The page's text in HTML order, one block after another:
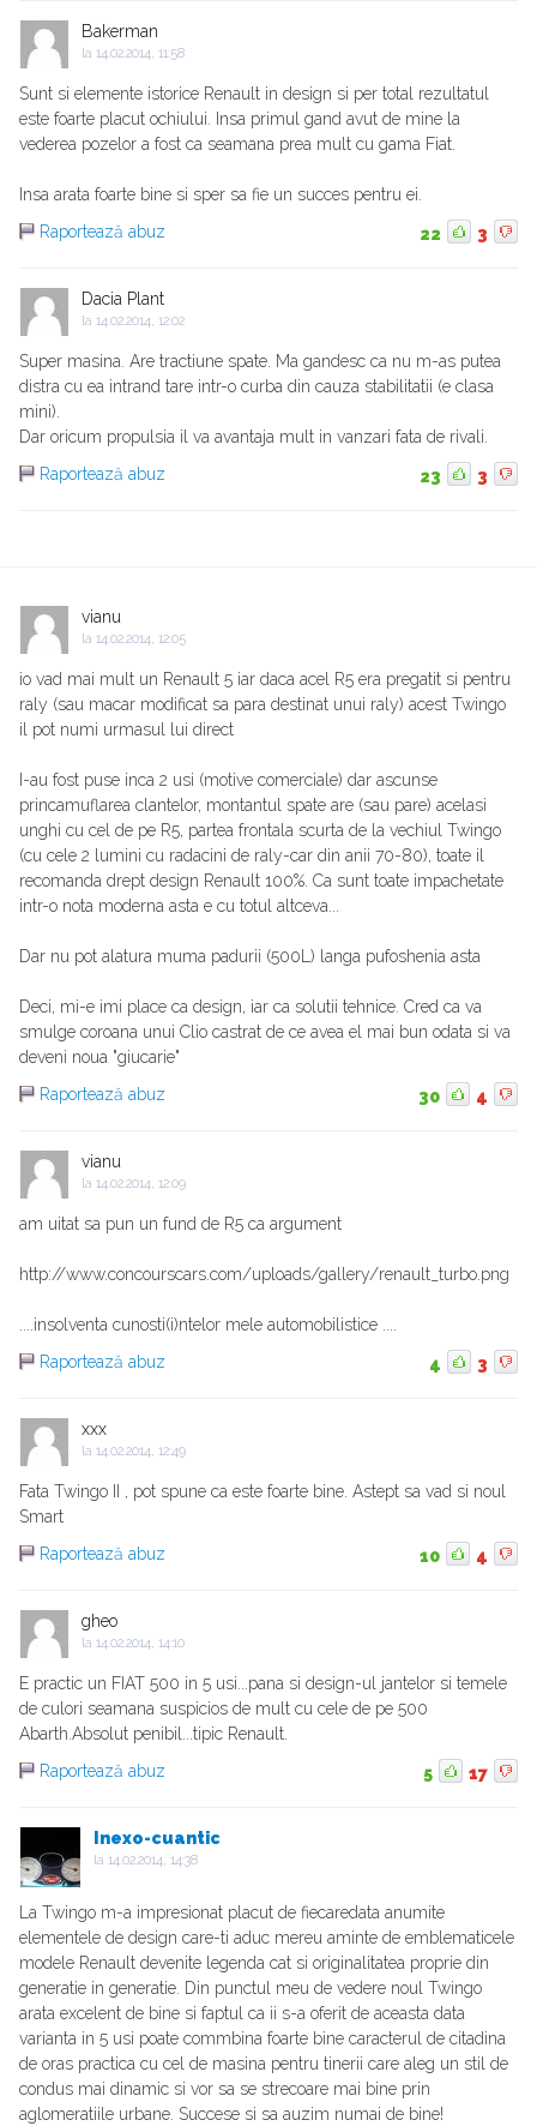
Bakerman
la 14.02.2014, 11:58
Sunt si elemente istorice Renault in design si per total rezultatul
este foarte placut ochiului. Insa primul gand avut de mine la
vederea pozelor a fost ca seamana prea mult cu gama Fiat.
Insa arata foarte bine si sper sa fie un succes pentru ei.
Raportează abuz
22 3
Dacia Plant
la 14.02.2014, 12:02
Super masina. Are tractiune spate. Ma gandesc ca nu m-as putea
distra cu ea intrand tare intr-o curba din cauza stabilitatii (e clasa
mini).
Dar oricum propulsia il va avantaja mult in vanzari fata de rivali.
Raportează abuz
23 3
vianu
la 14.02.2014, 12:05
io vad mai mult un Renault 5 iar daca acel R5 era pregatit si pentru
raly (sau macar modificat sa para destinat unui raly) acest Twingo
il pot numi urmasul lui direct
I-au fost puse inca 2 usi (motive comerciale) dar ascunse
princamuflarea clantelor, montantul spate are (sau pare) acelasi
unghi cu cel de pe R5, partea frontala scurta de la vechiul Twingo
(cu cele 2 lumini cu radacini de raly-car din anii 70-80), toate il
recomanda drept design Renault 100%. Ca sunt toate impachetate
intr-o nota moderna asta e cu totul altceva...
Dar nu pot alatura muma padurii (500L) langa pufoshenia asta
Deci, mi-e imi place ca design, iar ca solutii tehnice. Cred ca va
smulge coroana unui Clio castrat de ce avea el mai bun odata si va
deveni noua "giucarie"
Raportează abuz
30 4
vianu
la 14.02.2014, 12:09
am uitat sa pun un fund de R5 ca argument
http://www.concourscars.com/uploads/gallery/renault_turbo.png
....insolventa cunosti(i)ntelor mele automobilistice ....
Raportează abuz
4 3
xxx
la 14.02.2014, 12:49
Fata Twingo II , pot spune ca este foarte bine. Astept sa vad si noul
Smart
Raportează abuz
10 4
gheo
la 14.02.2014, 14:10
E practic un FIAT 500 in 5 usi...pana si design-ul jantelor si temele
de culori seamana suspicios de mult cu cele de pe 500
Abarth.Absolut penibil...tipic Renault.
Raportează abuz
5 17
Inexo-cuantic
la 14.02.2014, 14:38
La Twingo m-a impresionat placut de fiecaredata anumite
elementele de design care-ti aduc mereu aminte de emblematicele
modele Renault devenite legenda cat si originalitatea proprie din
generatie in generatie. Din punctul meu de vedere noul Twingo
arata excelent de bine si faptul ca ii s-a oferit de aceasta data
varianta in 5 usi poate commbina foarte bine caracterul de citadina
de oras practica cu cel de masina pentru tinerii care aleg un stil de
condus mai dinamic si vor sa se strecoare mai bine prin
aglomeratiile urbane. Succese si sa auzim numai de bine!